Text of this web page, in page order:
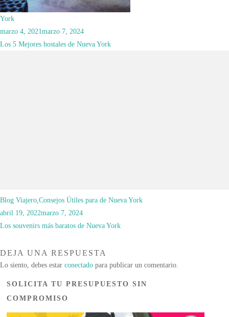
York
marzo 4, 2021marzo 7, 2024
Los 5 Mejores hostales de Nueva York
Blog Viajero Consejos Útiles para de Nueva York
abril 19, 2022marzo 7, 2024
Los souvenirs más baratos de Nueva York
DEJA UNA RESPUESTA
Lo siento, debes estar conectado para publicar un comentario.
SOLICITA TU PRESUPUESTO SIN
COMPROMISO